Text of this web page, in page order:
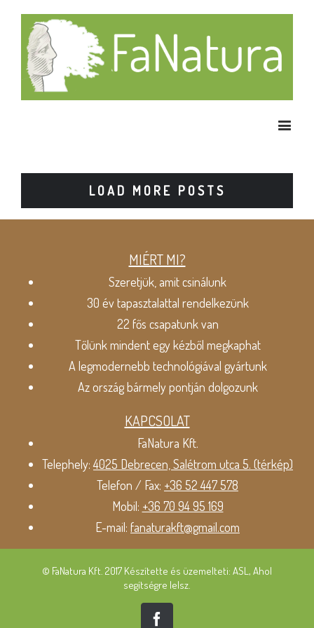
LOAD MORE POSTS
MIÉRT MI?
Szeretjük, amit csinálunk
30 év tapasztalattal rendelkezünk
22 fős csapatunk van
Tőlünk mindent egy kézből megkaphat
A legmodernebb technológiával gyártunk
Az ország bármely pontján dolgozunk
KAPCSOLAT
FaNatura Kft.
Telephely:4025 Debrecen, Salétrom utca 5. (térkép)
Telefon / Fax: +36 52 447 578
Mobil: +36 70 94 95 169
E-mail: fanaturakft@gmail.com
© FaNatura Kft. 2017 Készítette és üzemelteti: ASL, Ahol
segítségre lelsz.